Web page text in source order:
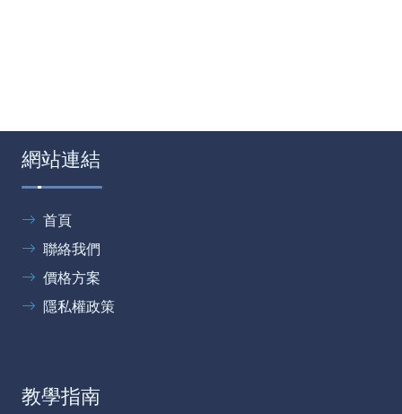
網站連結
首頁
聯絡我們
價格方案
隱私權政策
教學指南